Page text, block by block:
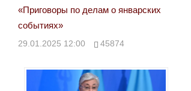
«Приговоры по делам о январских
событиях»
29.01.2025 12:00 45874